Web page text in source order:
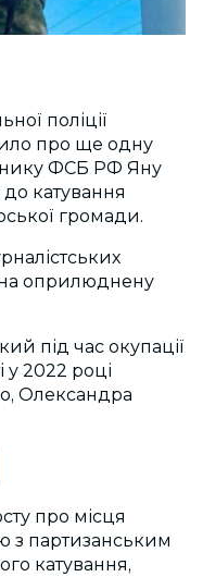
поліції
про ще одну
ФСБ РФ Яну
катування
громади.
на оприлюднену
під час окупації
у 2022 році
Олександра
про місця
з партизанським
катування,